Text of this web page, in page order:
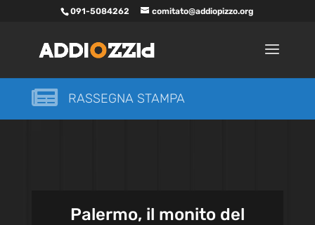
091-5084262 comitato@addiopizzo.org
 RASSEGNA STAMPA
Palermo, il monito del